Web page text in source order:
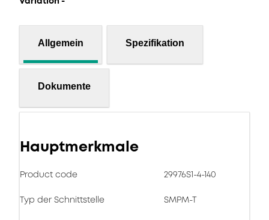
Allgemein Spezifikation
Dokumente
Hauptmerkmale
Product code 29976S1-4-140
Typ der Schnittstelle SMPM-T